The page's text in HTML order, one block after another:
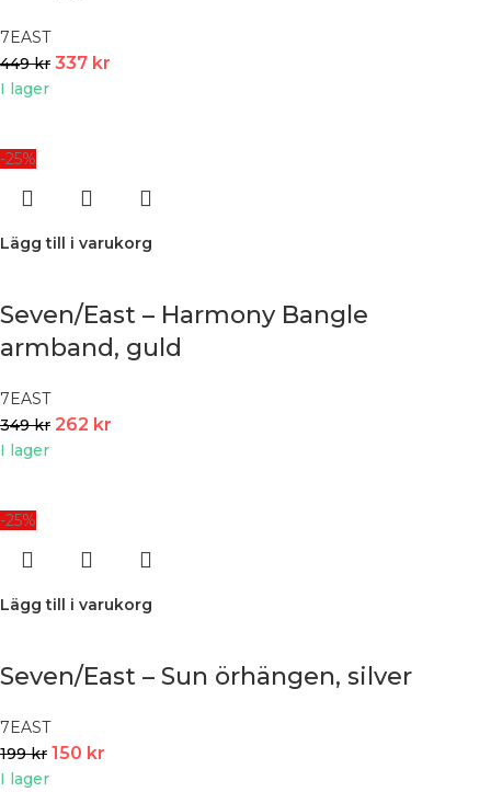
7EAST
449kr 337 kr
I lager
-25%
Lägg till i varukorg
Seven/East – Harmony Bangle
armband, guld
7EAST
349kr 262 kr
I lager
-25%
Lägg till i varukorg
Seven/East – Sun örhängen, silver
7EAST
199kr 150 kr
I lager